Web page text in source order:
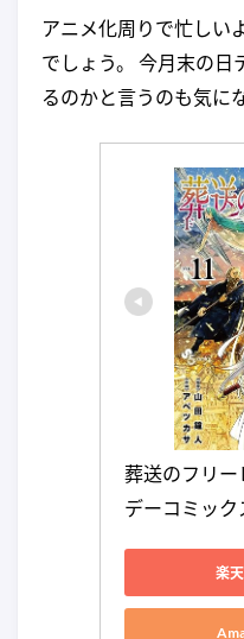
アニメ化周りで忙しい
でしょう。 今月末の日
るのかと言うのも気に
葬送のフリー
デーコミック
楽